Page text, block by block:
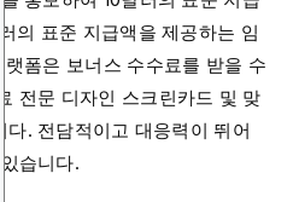
의 표준 지급액을 제공하는 임
랫폼은 보너스 수수료를 받을 수
전문 디자인 스크린카드 및 맞
다. 전담적이고 대응력이 뛰어
습니다.